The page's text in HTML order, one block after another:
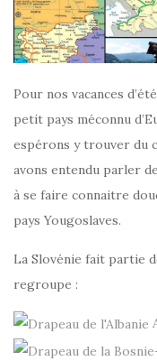
Pour nos vacances
petit pays méconnu
espérons y trouver du
avons entendu parler
à se faire connaitre
pays Yougoslaves.
La Slovénie fait partie
regroupe :